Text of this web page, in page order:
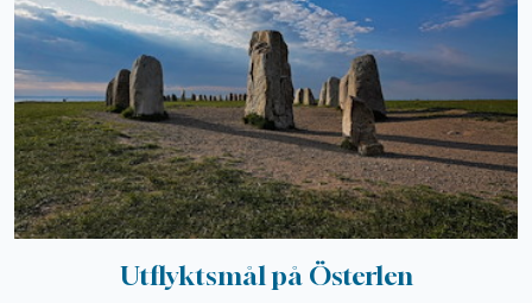
Utflyktsmål på Österlen